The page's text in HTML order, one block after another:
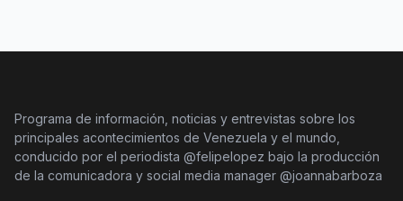
Programa de información, noticias y entrevistas sobre los
principales acontecimientos de Venezuela y el mundo,
conducido por el periodista @felipelopez bajo la producción
de la comunicadora y social media manager @joannabarboza